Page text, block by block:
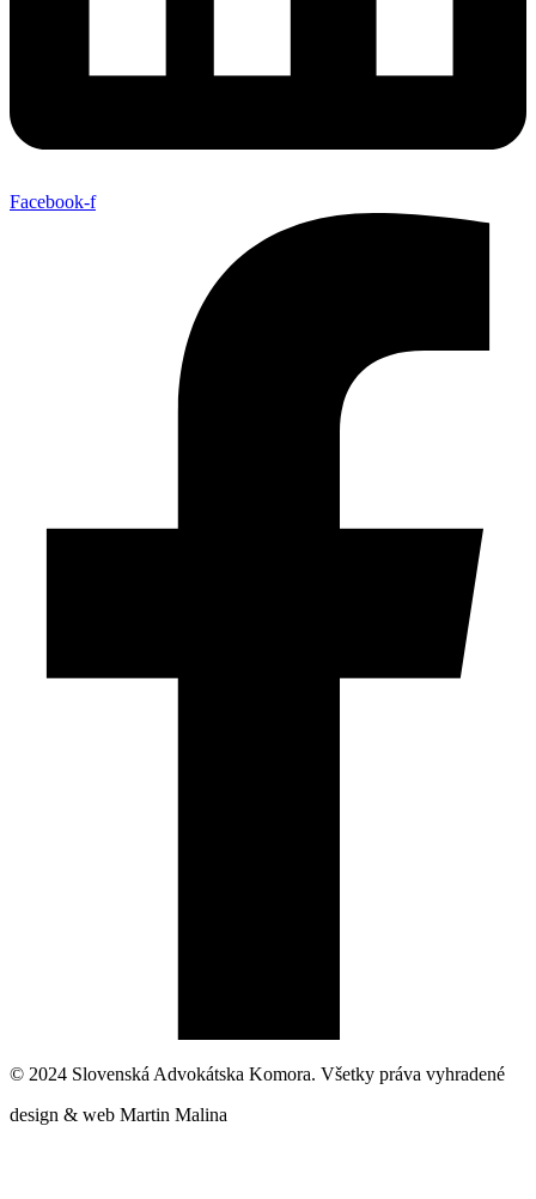
Facebook-f
© 2024 Slovenská Advokátska Komora. Všetky práva vyhradené
design & web Martin Malina